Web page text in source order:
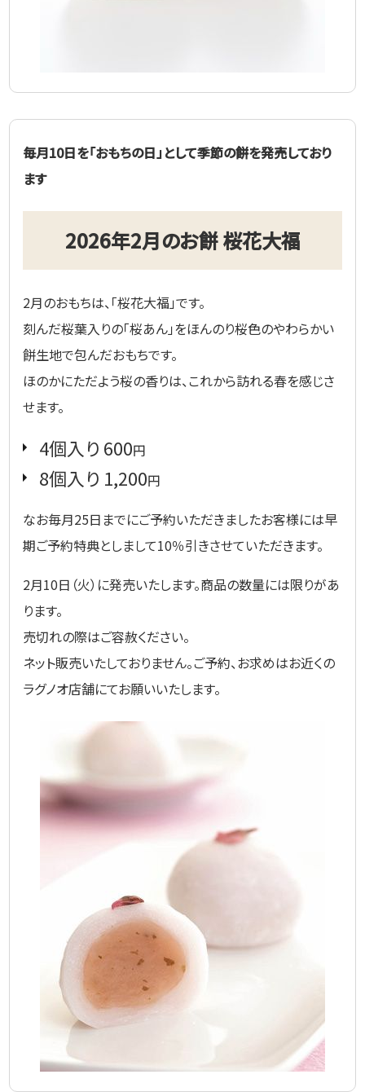
毎月10日を「おもちの日」として季節の餅を発売しており
ます
2026年2月のお餅 桜花大福
2月のおもちは、「桜花大福」です。
刻んだ桜葉入りの「桜あん」をほんのり桜色のやわらかい
餅生地で包んだおもちです。
ほのかにただよう桜の香りは、これから訪れる春を感じさ
せます。
4個入り 600円
8個入り 1,200円
なお毎月25日までにご予約いただきましたお客様には早
期ご予約特典としまして10％引きさせていただきます。
2月10日（火）に発売いたします。商品の数量には限りがあ
ります。
売切れの際はご容赦ください。
ネット販売いたしておりません。ご予約、お求めはお近くの
ラグノオ店舗にてお願いいたします。